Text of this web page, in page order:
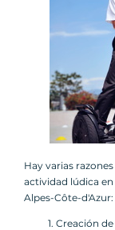
Hay varias
actividad lúdica
Alpes-Côte-d'Azur:
Creación